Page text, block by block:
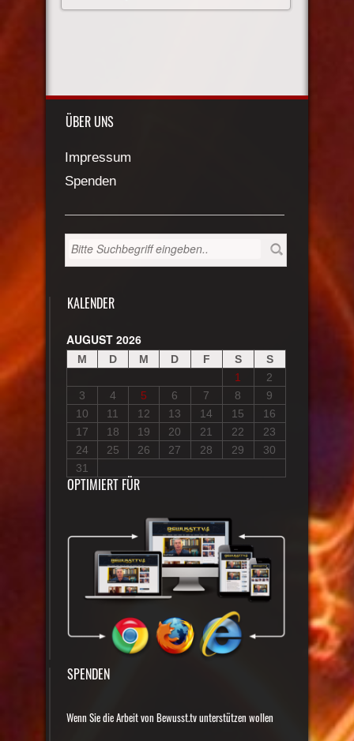
ÜBER UNS
Impressum
Spenden
KALENDER
AUGUST 2026
M D M D F S
S
1
2
3
4 5 6 7 8
9
10
11 12 13 14 15
16
17
18 19 20 21 22
23
24
25 26 27 28 29
30
31
OPTIMIERT FÜR
SPENDEN
Wenn Sie die Arbeit von Bewusst.tv unterstützen wollen